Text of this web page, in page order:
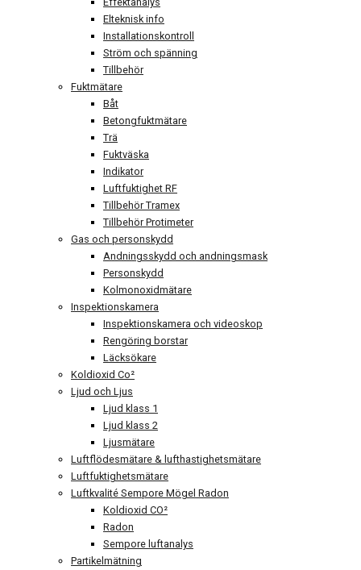
Elteknisk info
Installationskontroll
Ström och spänning
Tillbehör
Fuktmätare
Båt
Betongfuktmätare
Trä
Fuktväska
Indikator
Luftfuktighet RF
Tillbehör Tramex
Tillbehör Protimeter
Gas och personskydd
Andningsskydd och andningsmask
Personskydd
Kolmonoxidmätare
Inspektionskamera
Inspektionskamera och videoskop
Rengöring borstar
Läcksökare
Koldioxid Co²
Ljud och Ljus
Ljud klass 1
Ljud klass 2
Ljusmätare
Luftflödesmätare & lufthastighetsmätare
Luftfuktighetsmätare
Luftkvalité Sempore Mögel Radon
Koldioxid CO²
Radon
Sempore luftanalys
Partikelmätning